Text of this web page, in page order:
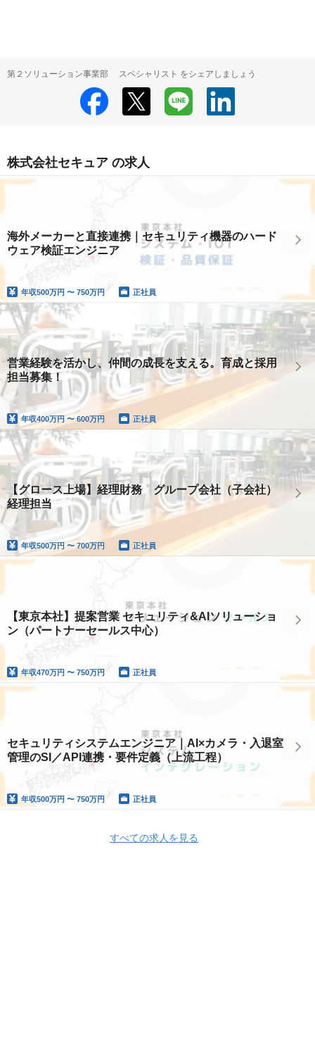
第２ソリューション事業部 スペシャリスト をシェアしましょう
株式会社セキュア の求人
海外メーカーと直接連携｜セキュリティ機器のハード
ウェア検証エンジニア
年収500万円 〜 750万円 正社員
営業経験を活かし、仲間の成長を支える。育成と採用
担当募集！
年収400万円 〜 600万円 正社員
【グロース上場】経理財務 グループ会社（子会社）
経理担当
年収500万円 〜 700万円 正社員
【東京本社】提案営業 セキュリティ&AIソリューショ
ン（パートナーセールス中心）
年収470万円 〜 750万円 正社員
セキュリティシステムエンジニア｜AI×カメラ・入退室
管理のSI／API連携・要件定義（上流工程）
年収500万円 〜 750万円 正社員
すべての求人を見る